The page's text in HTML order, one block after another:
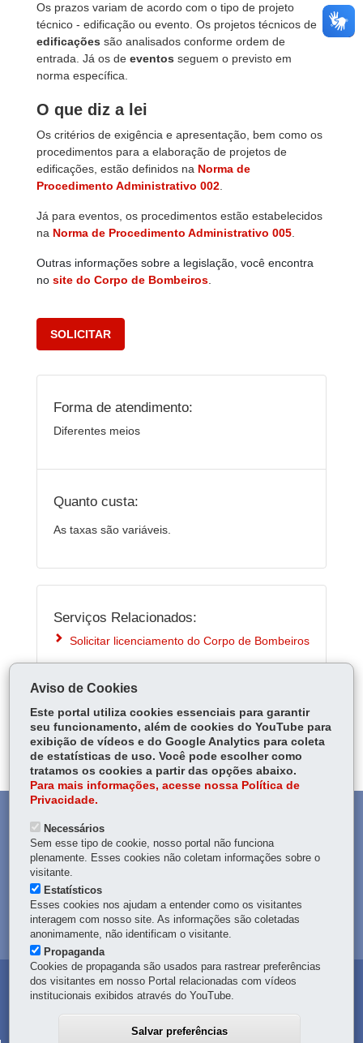
Os prazos variam de acordo com o tipo de projeto
técnico - edificação ou evento. Os projetos técnicos de
edificações são analisados conforme ordem de
entrada. Já os de eventos seguem o previsto em
norma específica.
O que diz a lei
Os critérios de exigência e apresentação, bem como os
procedimentos para a elaboração de projetos de
edificações, estão definidos na Norma de
Procedimento Administrativo 002
Já para eventos, os procedimentos estão estabelecidos
na Norma de Procedimento Administrativo 005
Outras informações sobre a legislação, você encontra
no site do Corpo de Bombeiros
SOLICITAR
Forma de atendimento:
Diferentes meios
Quanto custa:
As taxas são variáveis.
Serviços Relacionados:
Solicitar licenciamento do Corpo de Bombeiros
ÓRGÃO RESPONSÁVEL
PERGUNTAS FREQUENTES
DEIXE SUA OPINIÃO
MAPA DO SITE
OUVIDORIA
TRANSPARÊNCIA INSTITUCIONAL
Aviso de Cookies
Este portal utiliza cookies essenciais para garantir
seu funcionamento, além de cookies do YouTube para
exibição de vídeos e do Google Analytics para coleta
de estatísticas de uso. Você pode escolher como
tratamos os cookies a partir das opções abaixo.
Para mais informações, acesse nossa Política de
Privacidade.
Necessários
Sem esse tipo de cookie, nosso portal não funciona
plenamente. Esses cookies não coletam informações sobre o
visitante.
Estatísticos
Esses cookies nos ajudam a entender como os visitantes
interagem com nosso site. As informações são coletadas
anonimamente, não identificam o visitante.
Propaganda
Cookies de propaganda são usados para rastrear preferências
dos visitantes em nosso Portal relacionadas com vídeos
institucionais exibidos através do YouTube.
Salvar preferências